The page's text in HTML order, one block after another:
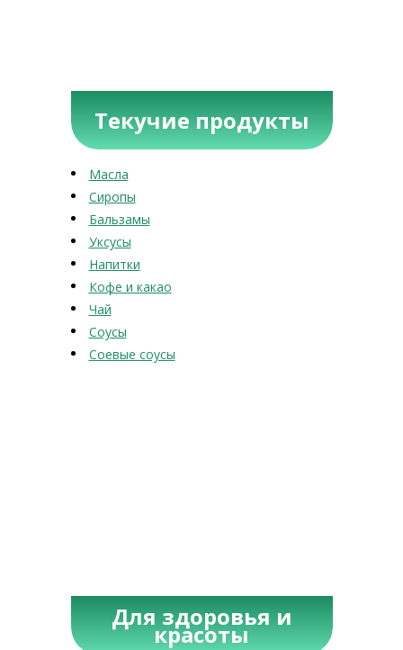
Текучие продукты
Масла
Сиропы
Бальзамы
Уксусы
Напитки
Кофе и какао
Чай
Соусы
Соевые соусы
Для здоровья и
красоты